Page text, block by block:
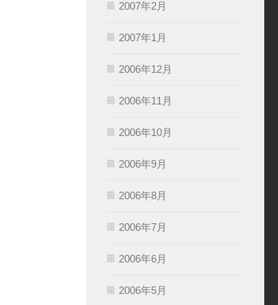
2007年2月
2007年1月
2006年12月
2006年11月
2006年10月
2006年9月
2006年8月
2006年7月
2006年6月
2006年5月